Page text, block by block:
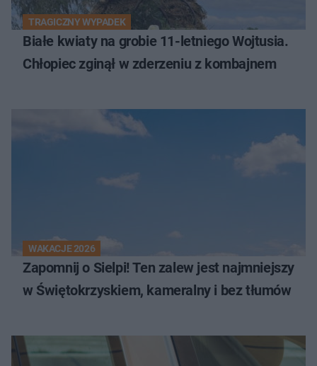
TRAGICZNY WYPADEK
Białe kwiaty na grobie 11-letniego Wojtusia.
Chłopiec zginął w zderzeniu z kombajnem
WAKACJE 2026
Zapomnij o Sielpi! Ten zalew jest najmniejszy
w Świętokrzyskiem, kameralny i bez tłumów